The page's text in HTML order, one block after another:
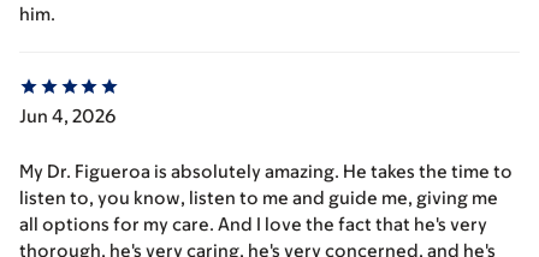
him.
Jun 4, 2026
My Dr. Figueroa is absolutely amazing. He takes the time to
listen to, you know, listen to me and guide me, giving me
all options for my care. And I love the fact that he's very
thorough, he's very caring, he's very concerned, and he's